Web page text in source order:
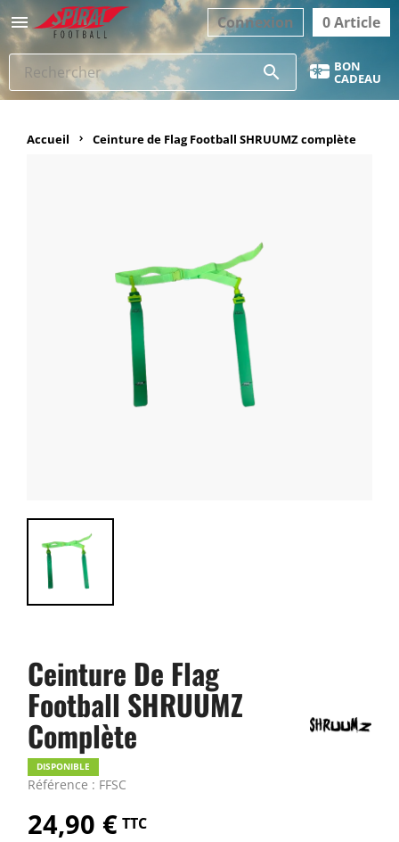
 0 Article
Connexion
search BON
CADEAU
Accueil Ceinture de Flag Football SHRUUMZ complète
Ceinture De Flag
Football SHRUUMZ
Complète
Référence : FFSC
DISPONIBLE
24,90 € TTC